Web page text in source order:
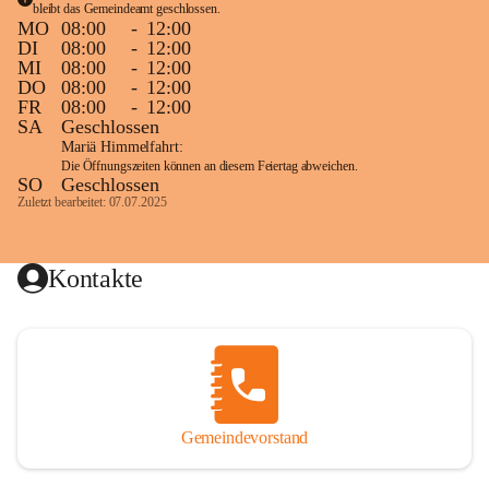
bleibt das Gemeindeamt geschlossen.
MO 08:00 - 12:00
DI
08:00 - 12:00
MI
08:00 - 12:00
DO
08:00 - 12:00
FR
08:00 - 12:00
SA
Geschlossen
Mariä Himmelfahrt:
Die Öffnungszeiten können an diesem Feiertag abweichen.
SO Geschlossen
Zuletzt bearbeitet: 07.07.2025
Kontakte
Gemeindevorstand